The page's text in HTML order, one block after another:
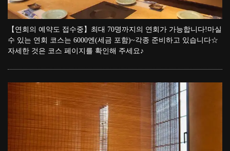
【연회의 예약도 접수중】최대 70명까지의 연회가 가능합니다!마실
수 있는 연회 코스는 6000엔(세금 포함)~각종 준비하고 있습니다☆
자세한 것은 코스 페이지를 확인해 주세요♪